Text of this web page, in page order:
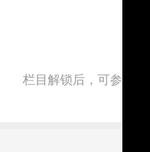
栏目解锁后，可参与